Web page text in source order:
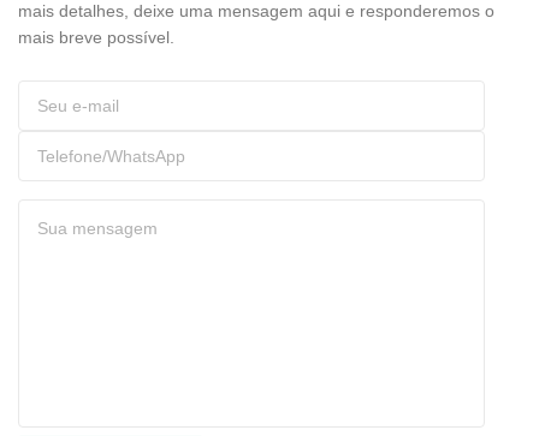
mais detalhes, deixe uma mensagem aqui e responderemos o
mais breve possível.